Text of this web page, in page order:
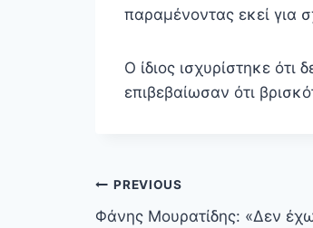
παραμένοντας εκεί για
Ο ίδιος ισχυρίστηκε
επιβεβαίωσαν ότι
Πλοήγηση
άρθρων
PREVIOUS
Φάνης Μουρατίδης: «Δεν έχω